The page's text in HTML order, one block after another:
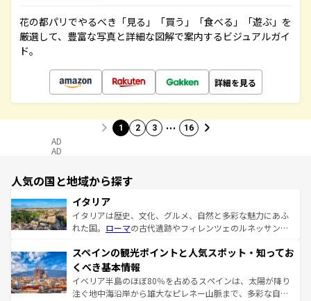
花の都パリでやるべき「見る」「買う」「食べる」「遊ぶ」を
厳選して、豊富な写真と詳細な図解で案内するビジュアルガイ
ド。
詳細を見る
1 2 3 … 16
AD
AD
人気の国と地域から探す
イタリア
イタリアは歴史、文化、グルメ、自然と多彩な魅力にあふ
れた国。 ローマの古代遺跡やフィレンツェのルネッサンス
ろん、トスカーナの美しい田園風景やアマルフィ海岸の絶
景など、自然景観も見逃せない。観光の合間には、本場の
ピザやパスタなど、絶品のイタリア料理を堪能することも
できる。朝目覚めてから夜眠るまで、すべての瞬間を楽し
スペインの観光ポイントと人気スポット・知ってお
くべき基本情報
イベリア半島のほぼ80％を占めるスペインは、太陽が降り
注ぐ地中海沿岸から雄大なピレネー山脈まで、多彩な自然